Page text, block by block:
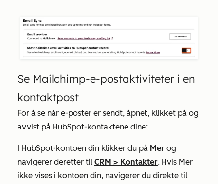
Se Mailchimp-e-postaktiviteter i en
kontaktpost
For å se når e-poster er sendt, åpnet, klikket på og
avvist på HubSpot-kontaktene dine:
I HubSpot-kontoen din klikker du på Mer og
navigerer deretter til CRM > Kontakter. Hvis Mer
ikke vises i kontoen din, navigerer du direkte til